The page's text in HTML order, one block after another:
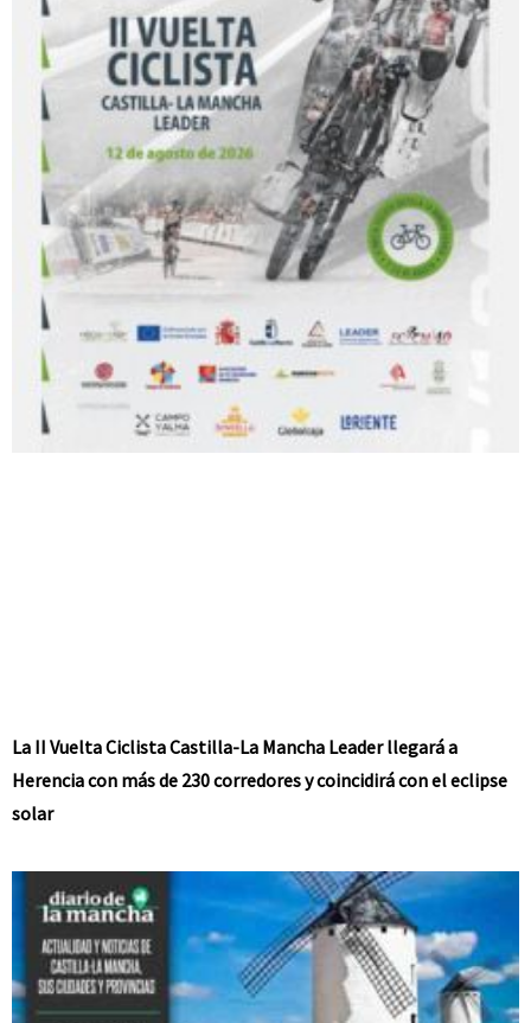
La II Vuelta Ciclista Castilla-La Mancha Leader llegará a
Herencia con más de 230 corredores y coincidirá con el eclipse
solar